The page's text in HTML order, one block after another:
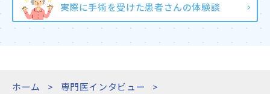
実際に手術を受けた患者さんの体験談
ホーム
専門医インタビュー